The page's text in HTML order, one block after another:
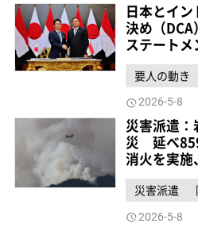
日本とイ
決め（
ステートメ
要人の動き
2026-5-8
災害派遣
災 延べ
消火を実施
災害派遣
2026-5-8